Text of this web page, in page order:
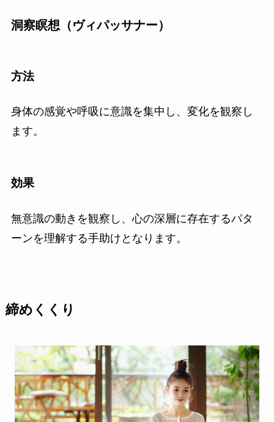
洞察瞑想（ヴィパッサナー）
方法
身体の感覚や呼吸に意識を集中し、変化を観察し
ます。
効果
無意識の動きを観察し、心の深層に存在するパタ
ーンを理解する手助けとなります。
締めくくり